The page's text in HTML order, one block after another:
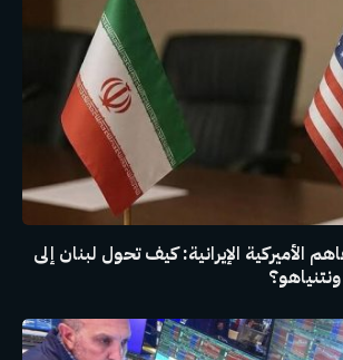
الأميركية الإيرانية: كيف تحول لبنان إلى